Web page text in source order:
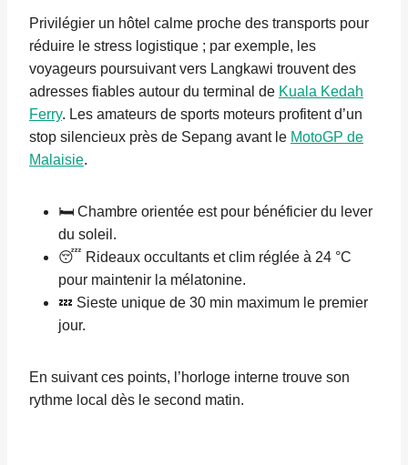
Privilégier un hôtel calme proche des transports pour
réduire le stress logistique ; par exemple, les
voyageurs poursuivant vers Langkawi trouvent des
adresses fiables autour du terminal de Kuala Kedah
Ferry. Les amateurs de sports moteurs profitent d’un
stop silencieux près de Sepang avant le MotoGP de
Malaisie.
🛏️ Chambre orientée est pour bénéficier du lever
du soleil.
😴 Rideaux occultants et clim réglée à 24 °C
pour maintenir la mélatonine.
💤 Sieste unique de 30 min maximum le premier
jour.
En suivant ces points, l’horloge interne trouve son
rythme local dès le second matin.